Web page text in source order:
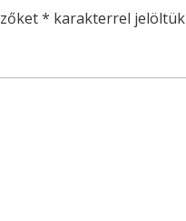
* karakterrel jelöltük